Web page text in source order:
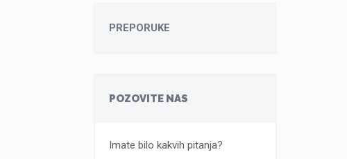
PREPORUKE
POZOVITE NAS
Imate bilo kakvih pitanja?